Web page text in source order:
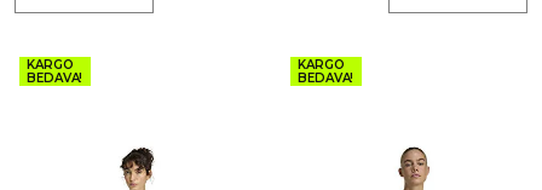
KARGO
BEDAVA!
KARGO
BEDAVA!